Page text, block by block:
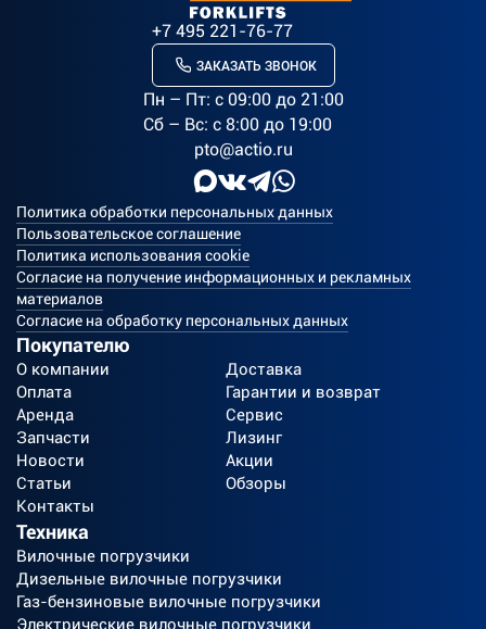
+7 495 221-76-77
ЗАКАЗАТЬ ЗВОНОК
Пн – Пт: c 09:00 до 21:00
Сб – Вс: с 8:00 до 19:00
pto@actio.ru
Политика обработки персональных данных
Пользовательское соглашение
Политика использования cookie
Согласие на получение информационных и рекламных
материалов
Согласие на обработку персональных данных
Покупателю
О компании
Доставка
Оплата
Гарантии и возврат
Аренда
Сервис
Запчасти
Лизинг
Новости
Акции
Статьи
Обзоры
Контакты
Техника
Вилочные погрузчики
Дизельные вилочные погрузчики
Газ-бензиновые вилочные погрузчики
Электрические вилочные погрузчики